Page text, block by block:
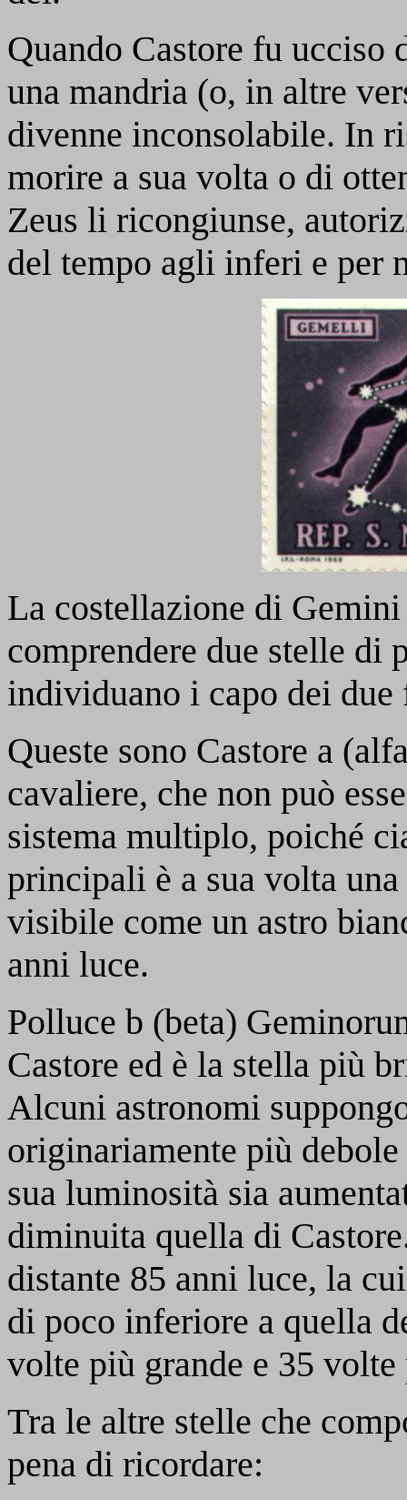
Quando Castore fu ucciso
una mandria (o, in altre
divenne inconsolabile. In
morire a sua volta o di
Zeus li ricongiunse,
del tempo agli inferi e per
La costellazione di
comprendere due stelle di
individuano i capo dei
Queste sono Castore a
cavaliere, che non può
sistema multiplo, poiché
principali è a sua volta
visibile come un astro
anni luce.
Polluce b (beta)
Castore ed è la stella più
Alcuni astronomi
originariamente più
sua luminosità sia
diminuita quella di
distante 85 anni luce, la
di poco inferiore a quella
volte più grande e 35
Tra le altre stelle che
pena di ricordare: